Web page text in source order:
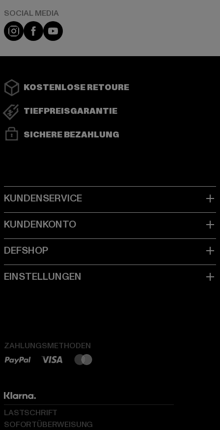
Instagram
FacebookYouTube
KOSTENLOSE RETOURE
TIEFPREISGARANTIE
SICHERE BEZAHLUNG
ZAHLUNGSMETHODEN
LASTSCHRIFT
SOFORTÜBERWEISUNG